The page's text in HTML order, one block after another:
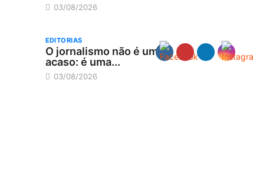
03/08/2026
EDITORIAS
O jornalismo não é um
acaso: é uma...
03/08/2026